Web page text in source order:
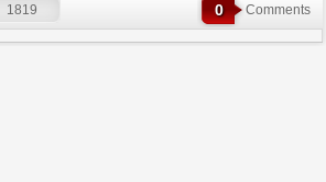
1819 0 Comments